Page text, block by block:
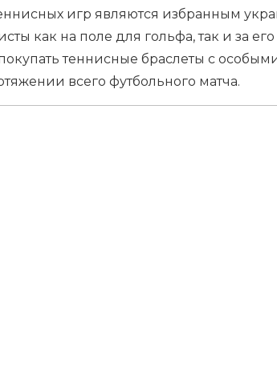
игр являются избранным
как на поле для гольфа, так и за
теннисные браслеты с
всего футбольного матча.